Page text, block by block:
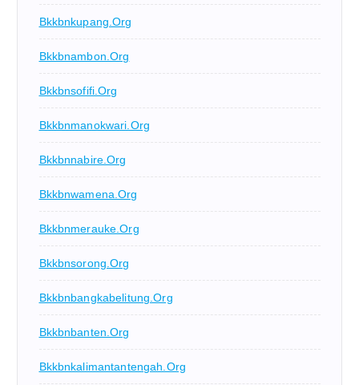
Bkkbnkupang.org
Bkkbnambon.org
Bkkbnsofifi.org
Bkkbnmanokwari.org
Bkkbnnabire.org
Bkkbnwamena.org
Bkkbnmerauke.org
Bkkbnsorong.org
Bkkbnbangkabelitung.org
Bkkbnbanten.org
Bkkbnkalimantantengah.org